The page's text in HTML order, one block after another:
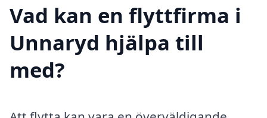
Vad kan en flyttfirma i
Unnaryd hjälpa till
med?